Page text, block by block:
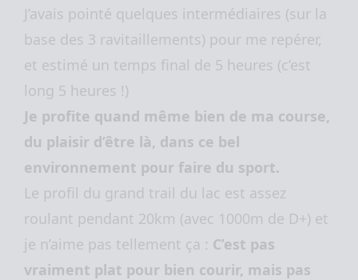
J’avais pointé quelques intermédiaires (sur la
base des 3 ravitaillements) pour me repérer,
et estimé un temps final de 5 heures (c’est
long 5 heures !)
Je profite quand même bien de ma course,
du plaisir d’être là, dans ce bel
environnement pour faire du sport.
Le profil du grand trail du lac est assez
roulant pendant 20km (avec 1000m de D+) et
je n’aime pas tellement ça : C’est pas
vraiment plat pour bien courir, mais pas